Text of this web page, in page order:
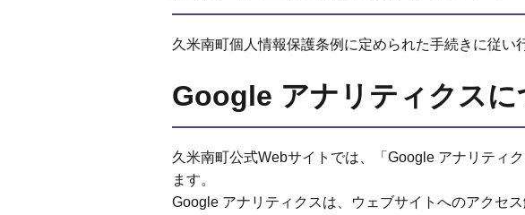
久米南町個人情報保護条例に定められた手続きに従い
Google アナリティクスに
久米南町公式Webサイトでは、「Google アナリティ
ます。
Google アナリティクスは、ウェブサイトへのアクセ